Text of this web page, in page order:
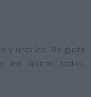
y unta les! Me gusta
los apunto todos,